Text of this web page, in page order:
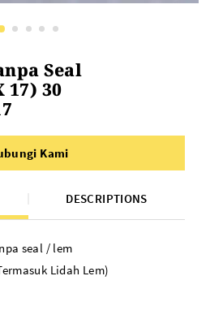
Seal
17) 30
Kami
DESCRIPTIONS
seal / lem
Lidah Lem)